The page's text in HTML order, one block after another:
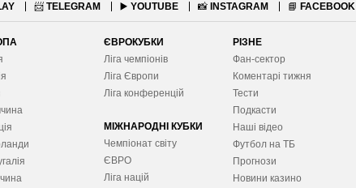
📨 TELEGRAM ▶️ YOUTUBE 📸 INSTAGRAM 📘 FACEBOOK
ЄВРОКУБКИ
Ліга чемпіонів
Ліга Європи
Ліга конференцій
МІЖНАРОДНІ КУБКИ
Чемпіонат світу
ЄВРО
Ліга націй
РІЗНЕ
Фан-сектор
Коментарі тижня
Тести
Подкасти
Наші відео
Футбол на ТБ
Прогнози
Новини казино